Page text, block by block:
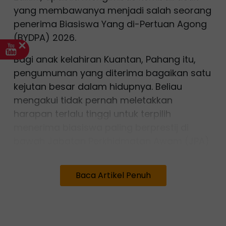
yang membawanya menjadi salah seorang
penerima Biasiswa Yang di-Pertuan Agong
(BYDPA) 2026.
Bagi anak kelahiran Kuantan, Pahang itu,
pengumuman yang diterima bagaikan satu
kejutan besar dalam hidupnya. Beliau
mengakui tidak pernah meletakkan
harapan terlalu tinggi untuk terpilih
Sebaliknya, Afiefah hanya berusaha
memberikan yang terbaik sepanjang
Baca Artikel Penuh